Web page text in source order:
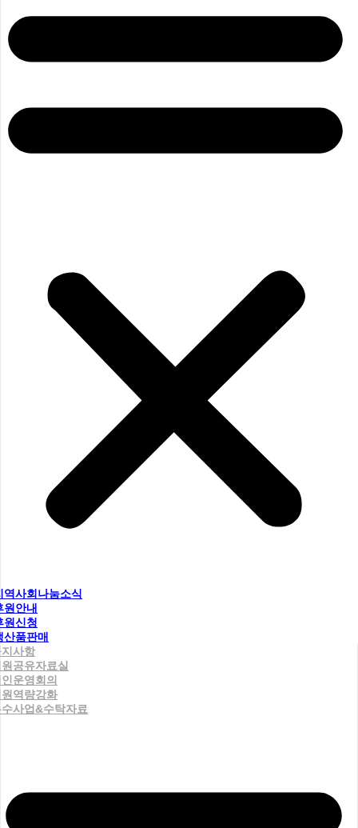
역사회나눔소식
원안내
원신청
산품판매
사항
공유자료실
운영회의
역량강화
사업&수탁자료